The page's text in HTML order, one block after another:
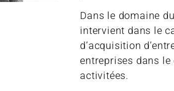
Dans le domaine
intervient dans le
d’acquisition
entreprises dans
activitées.